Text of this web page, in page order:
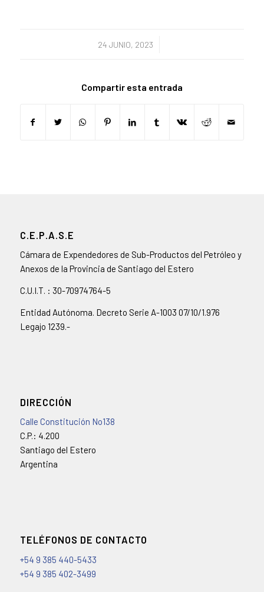
24 JUNIO, 2023
/
Compartir esta entrada
C.E.P.A.S.E
Cámara de Expendedores de Sub-Productos del Petróleo y
Anexos de la Provincia de Santiago del Estero
C.U.I.T. : 30-70974764-5
Entidad Autónoma. Decreto Serie A-1003 07/10/1.976
Legajo 1239.-
DIRECCIÓN
Calle Constitución No138
C.P.: 4.200
Santiago del Estero
Argentina
TELÉFONOS DE CONTACTO
+54 9 385 440-5433
+54 9 385 402-3499